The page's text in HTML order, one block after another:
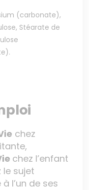
(carbonate),
Stéarate de
chez
chez l’enfant
le sujet
l’un de ses